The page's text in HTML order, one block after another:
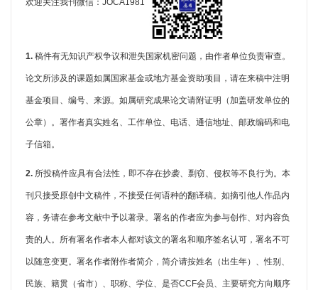
欢迎关注我刊微信：JOCA1981
1. 稿件有无知识产权争议和泄失国家机密问题，由作者单位负责审查。
论文所涉及的课题如属国家基金或地方基金资助项目，请在来稿中注明
基金项目、编号、来源。如属研究成果论文请附证明（加盖研发单位的
公章）。署作者真实姓名、工作单位、电话、通信地址、邮政编码和电
子信箱。
2. 所投稿件应具有合法性，即不存在抄袭、剽窃、侵权等不良行为。本
刊只接受原创中文稿件，不接受任何语种的翻译稿。如摘引他人作品内
容，务请在参考文献中予以著录。署名的作者应为参与创作、对内容负
责的人。所有署名作者本人都对该文的署名和顺序签名认可，署名不可
以随意变更。署名作者附作者简介，简介请按姓名（出生年）、性别、
民族、籍贯（省市）、职称、学位、是否CCF会员、主要研究方向顺序